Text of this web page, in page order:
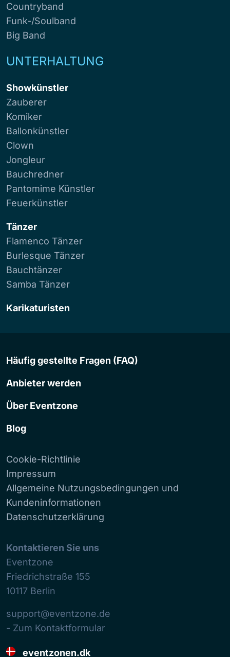
Countryband
Funk-/Soulband
Big Band
UNTERHALTUNG
Showkünstler
Zauberer
Komiker
Ballonkünstler
Clown
Jongleur
Bauchredner
Pantomime Künstler
Feuerkünstler
Tänzer
Flamenco Tänzer
Burlesque Tänzer
Bauchtänzer
Samba Tänzer
Karikaturisten
Häufig gestellte Fragen (FAQ)
Anbieter werden
Über Eventzone
Blog
Cookie-Richtlinie
Impressum
Allgemeine Nutzungsbedingungen und
Kundeninformationen
Datenschutzerklärung
Kontaktieren Sie uns
Eventzone
Friedrichstraße 155
10117 Berlin
support@eventzone.de
- Zum Kontaktformular
eventzonen.dk